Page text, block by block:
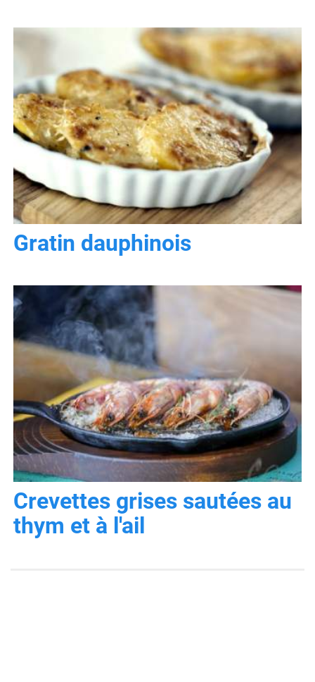
Gratin dauphinois
Crevettes grises sautées au
thym et à l'ail